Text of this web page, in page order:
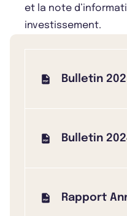
et la note
investissement.
Bulletin
Bulletin
Rapport